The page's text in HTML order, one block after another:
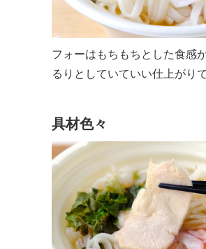
フォーはもちもちとした食感
るりとしていていい仕上がりで
具材色々